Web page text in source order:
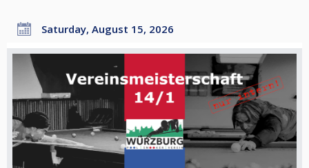
Saturday, August 15, 2026